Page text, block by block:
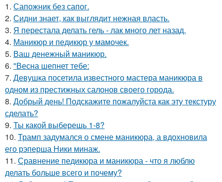
1. Сапожник без сапог.
2. Сидни знает, как выглядит нежная власть.
3. Я перестала делать гель - лак много лет назад.
4. Маникюр и педикюр у мамочек.
5. Ваш денежный маникюр.
6. "Весна шепнет тебе:
7. Девушка посетила известного мастера маникюра в
одном из престижных салонов своего города.
8. Добрый день! Подскажите пожалуйста как эту текстуру
сделать?
9. Ты какой выберешь 1-8?
10. Трамп задумался о смене маникюра, а вдохновила
его рэперша Ники минаж.
11. Сравнение педикюра и маникюра - что я люблю
делать больше всего и почему?